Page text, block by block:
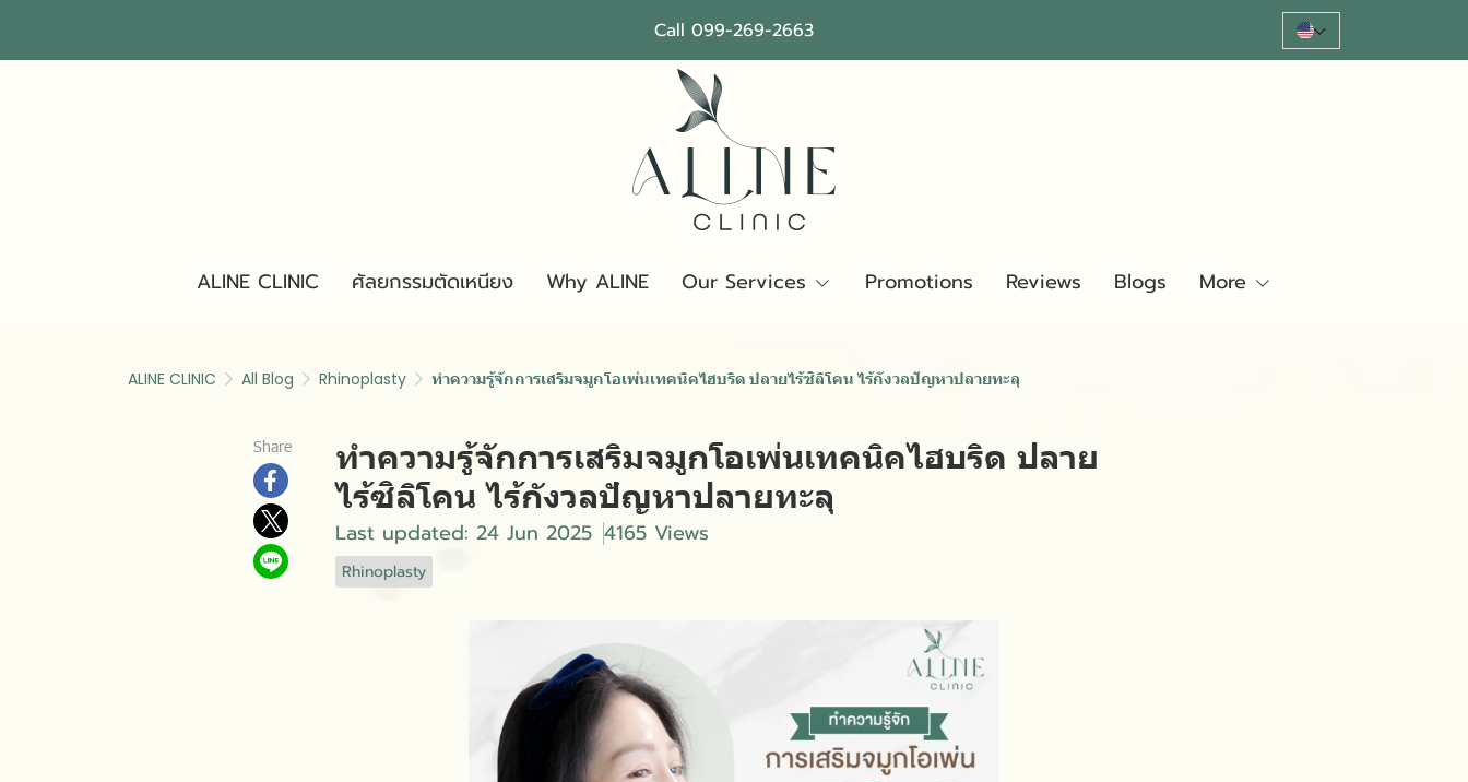
Call 099-269-2663
ALINE CLINIC ศัลยกรรมตัดเหนียง Why ALINE Our Services Promotions Reviews Blogs More
ALINE CLINIC All Blog Rhinoplasty ทำความรู้จักการเสริมจมูกโอเพ่นเทคนิคไฮบริด ปลายไร้ซิลิโคน ไร้กังวลปัญหาปลายทะลุ
Share
ทำความรู้จักการเสริมจมูกโอเพ่นเทคนิคไฮบริด ปลาย
ไร้ซิลิโคน ไร้กังวลปัญหาปลายทะลุ
Last updated: 24 Jun 2025 4165 Views
Rhinoplasty